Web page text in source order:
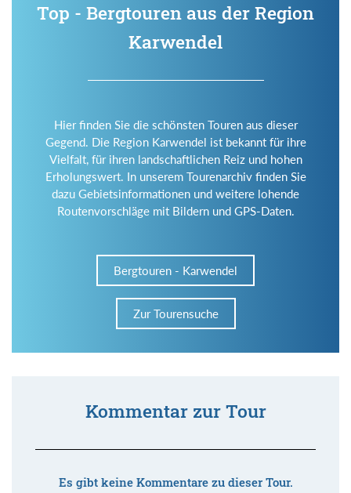
Top - Bergtouren aus der Region
Karwendel
Hier finden Sie die schönsten Touren aus dieser
Gegend. Die Region Karwendel ist bekannt für ihre
Vielfalt, für ihren landschaftlichen Reiz und hohen
Erholungswert. In unserem Tourenarchiv finden Sie
dazu Gebietsinformationen und weitere lohende
Routenvorschläge mit Bildern und GPS-Daten.
Bergtouren - Karwendel
Zur Tourensuche
Kommentar zur Tour
Es gibt keine Kommentare zu dieser Tour.